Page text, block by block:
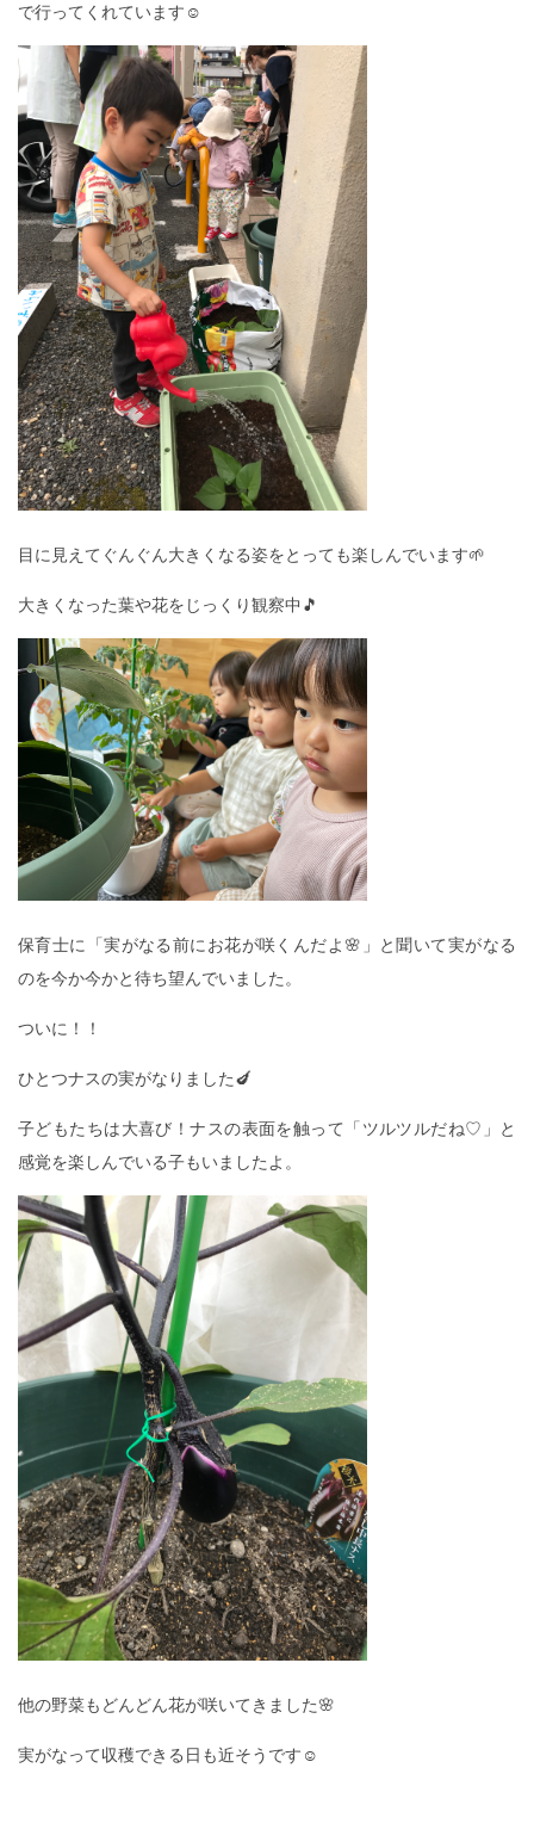
で行ってくれています☺
目に見えてぐんぐん大きくなる姿をとっても楽しんでいます🌱
大きくなった葉や花をじっくり観察中🎵
保育士に「実がなる前にお花が咲くんだよ🌸」と聞いて実がなる
のを今か今かと待ち望んでいました。
ついに！！
ひとつナスの実がなりました🍆
子どもたちは大喜び！ナスの表面を触って「ツルツルだね♡」と
感覚を楽しんでいる子もいましたよ。
他の野菜もどんどん花が咲いてきました🌸
実がなって収穫できる日も近そうです☺